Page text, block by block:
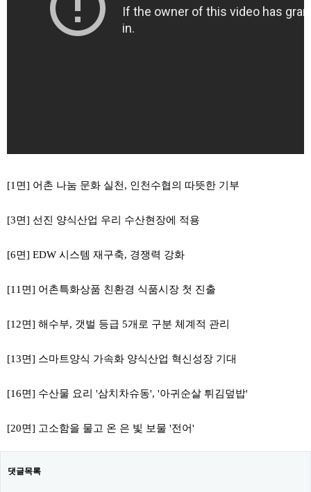
[1면] 어촌 나눔 문화 실천, 인천수협의 따뜻한 기부
[3면] 선진 양식산업 우리 수산현장에 적용
[6면] EDW 시스템 재구축, 경쟁력 강화
[11면] 어촌특화상품 친환경 식품시장 첫 진출
[12면] 해수부, 갯벌 등급 5개로 구분 체계적 관리
[13면] 스마트양식 가속화 양식산업 혁신성장 기대
[16면] 수산물 요리 '삼치차슈동', '아귀순살 튀김덮밥'
[20면] 고소함을 물고 온 은 빛 보물 '전어'
댓글목록